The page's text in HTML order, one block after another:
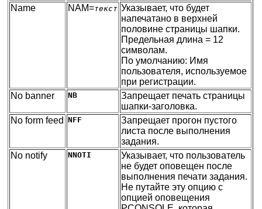
Name
NAM=текст Указывает, что будет
напечатано в верхней
половине страницы шапки.
Предельная длина = 12
символам.
По умолчанию: Имя
пользователя, используемое
при регистрации.
No banner
NB
Запрещает печать страницы
шапки-заголовка.
No form feed NFF
Запрещает прогон пустого
листа после выполнения
задания.
No notify
NNOTI
Указывает, что пользователь
не будет оповещен после
выполнения печати задания.
Не путайте эту опцию с
опцией оповещения